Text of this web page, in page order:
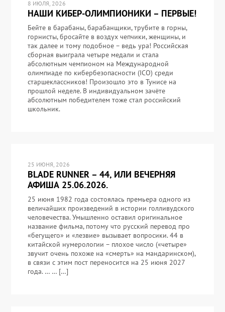
8 ИЮЛЯ, 2026
НАШИ КИБЕР-ОЛИМПИОНИКИ – ПЕРВЫЕ!
Бейте в барабаны, барабанщики, трубите в горны,
горнисты, бросайте в воздух чепчики, женщины, и
так далее и тому подобное – ведь ура! Российская
сборная выиграла четыре медали и стала
абсолютным чемпионом на Международной
олимпиаде по кибербезопасности (ICO) среди
старшеклассников! Произошло это в Тунисе на
прошлой неделе. В индивидуальном зачёте
абсолютным победителем тоже стал российский
школьник.
25 ИЮНЯ, 2026
BLADE RUNNER – 44, ИЛИ ВЕЧЕРНЯЯ
АФИША 25.06.2026.
25 июня 1982 года состоялась премьера одного из
величайших произведений в истории голливудского
человечества. Умышленно оставил оригинальное
название фильма, потому что русский перевод про
«бегущего» и «лезвие» вызывает вопросики. 44 в
китайской нумерологии – плохое число («четыре»
звучит очень похоже на «смерть» на мандаринском),
в связи с этим пост переносится на 25 июня 2027
года. … … […]